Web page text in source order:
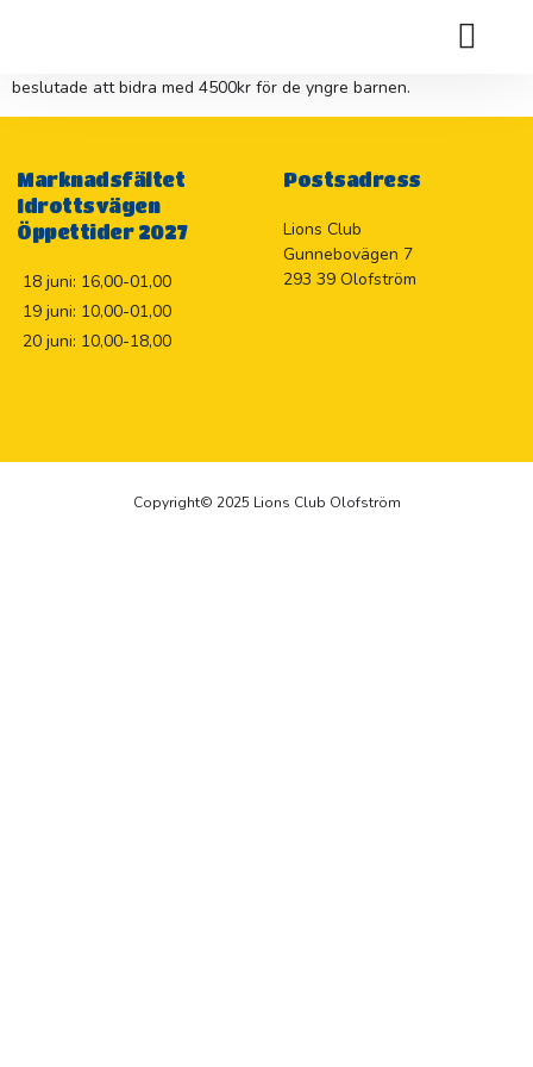
beslutade att bidra med 4500kr för de yngre barnen.
Postsadress
Lions Club
Gunnebovägen 7
293 39 Olofström
Marknadsfältet
Idrottsvägen
Öppettider 2027
18 juni: 16,00-01,00
19 juni: 10,00-01,00
20 juni: 10,00-18,00
Copyright© 2025 Lions Club Olofström